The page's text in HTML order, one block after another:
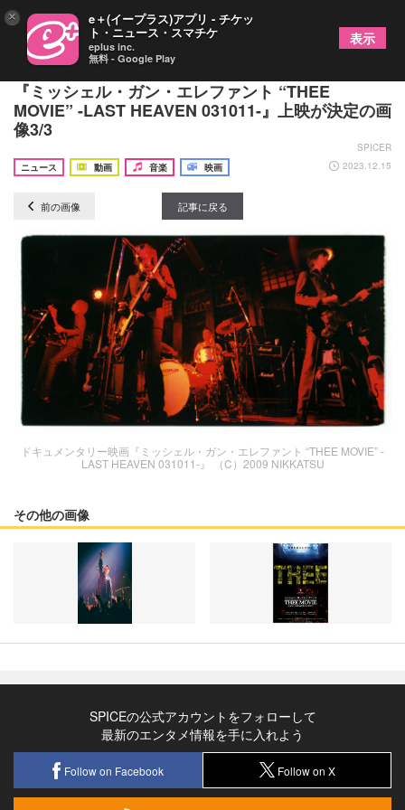
チバユウスケさんを追悼 ドキュメンタリー映画
『ミッシェル・ガン・エレファント “THEE
MOVIE” -LAST HEAVEN 031011-』上映が決定の画
像3/3
SPICER
ニュース
動画 音楽 映画 2023.12.15
前の画像 記事に戻る
ドキュメンタリー映画『ミッシェル・ガン・エレファント “THEE MOVIE” -
LAST HEAVEN 031011-』 （C）2009 NIKKATSU
その他の画像
SPICEの公式アカウントをフォローして
最新のエンタメ情報を手に入れよう
Follow on Facebook Follow on X
× e＋(イープラス)アプリ - チケッ
ト・ニュース・スマチケ
eplus inc.
無料 - Google Play
表示